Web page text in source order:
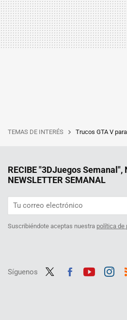
TEMAS DE INTERÉS Trucos GTA V
RECIBE "3DJuegos Semanal",
NEWSLETTER SEMANAL
Suscribiéndote aceptas nuestra política de
Síguenos